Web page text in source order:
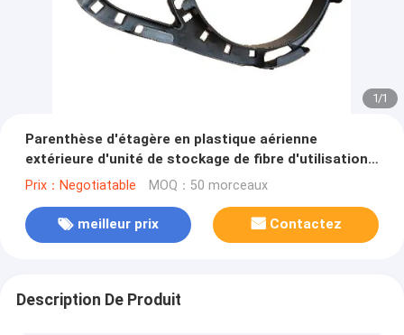
1/1
Parenthèse d'étagère en plastique aérienne
extérieure d'unité de stockage de fibre d'utilisation
de Polonais de puissance
Prix：Negotiatable MOQ：50 morceaux
meilleur prix Contactez
Description De Produit